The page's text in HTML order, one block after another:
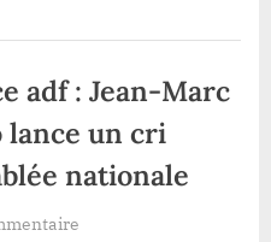
adf : Jean-Marc
lance un cri
nationale